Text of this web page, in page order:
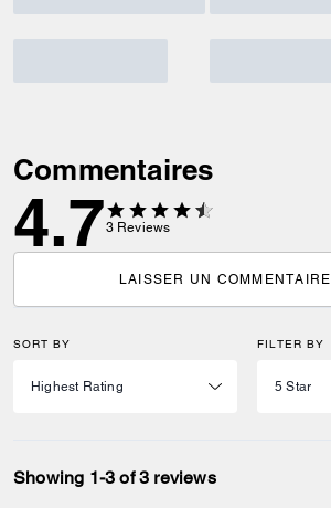
Commentaires
4.73 Reviews
LAISSER UN COMMENTAIRE
SORT BY FILTER BY
Showing 1-3 of 3 reviews